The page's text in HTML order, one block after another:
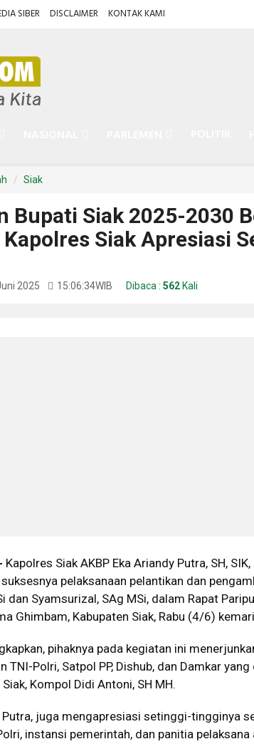
SIBER DISCLAIMER KONTAK KAMI
Siak
Bupati Siak 2025-2030
Siak Apresiasi
2025 15:06:34WIB Dibaca : 562 Kali
Kapolres Siak AKBP Eka Ariandy Putra, SH,
pelaksanaan pelantikan dan
dan Syamsurizal, SAg MSi, dalam Rapat
Ghimbam, Kabupaten Siak, Rabu (4/6)
pihaknya pada kegiatan ini
TNI-Polri, Satpol PP, Dishub, dan Damkar
Kompol Didi Antoni, SH MH.
Putra, juga mengapresiasi setinggi-tingginya
instansi pemerintah, dan panitia